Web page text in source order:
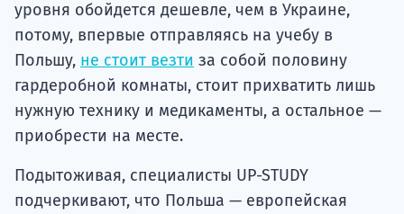
уровня обойдется дешевле, чем в Украине,
потому, впервые отправляясь на учебу в
Польшу, не стоит везти за собой половину
гардеробной комнаты, стоит прихватить лишь
нужную технику и медикаменты, а остальное —
приобрести на месте.
Подытоживая, специалисты UP-STUDY
подчеркивают, что Польша — европейская